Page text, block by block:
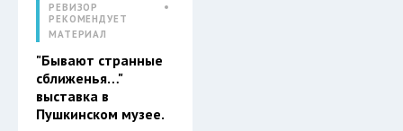
РЕВИЗОР
РЕКОМЕНДУЕТ
МАТЕРИАЛ
"Бывают странные
сближенья…"
выставка в
Пушкинском музее.